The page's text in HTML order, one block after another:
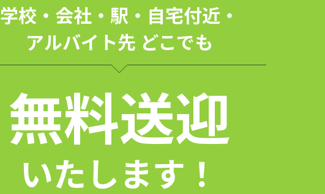
学校・会社・駅・自宅付近・
アルバイト先 どこでも
無料送迎
いたします！